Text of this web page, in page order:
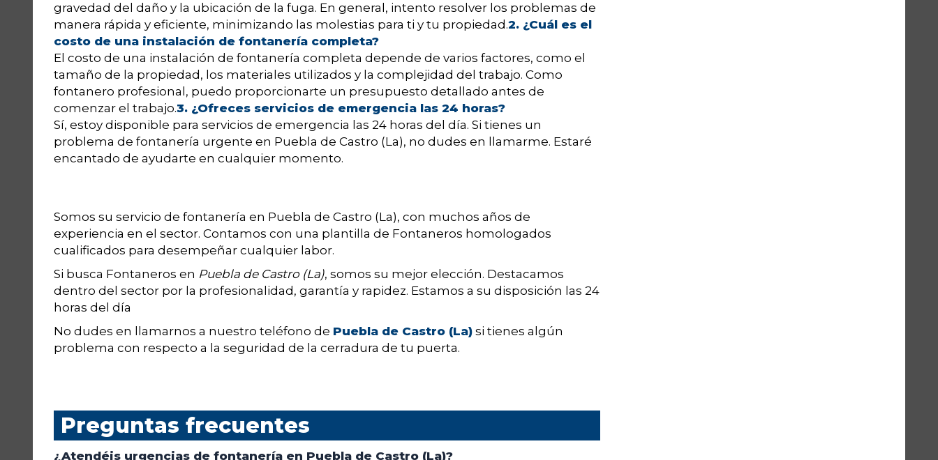
gravedad del daño y la ubicación de la fuga. En general, intento resolver los problemas de
manera rápida y eficiente, minimizando las molestias para ti y tu propiedad.2. ¿Cuál es el
costo de una instalación de fontanería completa?
El costo de una instalación de fontanería completa depende de varios factores, como el
tamaño de la propiedad, los materiales utilizados y la complejidad del trabajo. Como
fontanero profesional, puedo proporcionarte un presupuesto detallado antes de
comenzar el trabajo.3. ¿Ofreces servicios de emergencia las 24 horas?
Sí, estoy disponible para servicios de emergencia las 24 horas del día. Si tienes un
problema de fontanería urgente en Puebla de Castro (La), no dudes en llamarme. Estaré
encantado de ayudarte en cualquier momento.
Somos su servicio de fontanería en Puebla de Castro (La), con muchos años de
experiencia en el sector. Contamos con una plantilla de Fontaneros homologados
cualificados para desempeñar cualquier labor.
Si busca Fontaneros en Puebla de Castro (La), somos su mejor elección. Destacamos
dentro del sector por la profesionalidad, garantía y rapidez. Estamos a su disposición las 24
horas del día
No dudes en llamarnos a nuestro teléfono de Puebla de Castro (La) si tienes algún
problema con respecto a la seguridad de la cerradura de tu puerta.
Preguntas frecuentes
¿Atendéis urgencias de fontanería en Puebla de Castro (La)?